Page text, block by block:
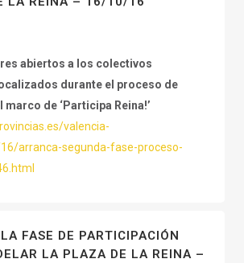
abiertos a los colectivos
durante el proceso de
de ‘Participa Reina!’
valencia-
arranca-segunda-fase-proceso-
FASE DE PARTICIPACIÓN
LA PLAZA DE LA REINA –